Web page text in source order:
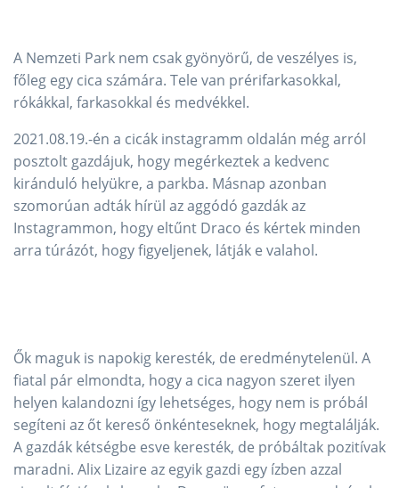
A Nemzeti Park nem csak gyönyörű, de veszélyes is,
főleg egy cica számára. Tele van prérifarkasokkal,
rókákkal, farkasokkal és medvékkel.
2021.08.19.-én a cicák instagramm oldalán még arról
posztolt gazdájuk, hogy megérkeztek a kedvenc
kiránduló helyükre, a parkba. Másnap azonban
szomorúan adták hírül az aggódó gazdák az
Instagrammon, hogy eltűnt Draco és kértek minden
arra túrázót, hogy figyeljenek, látják e valahol.
Ők maguk is napokig keresték, de eredménytelenül. A
fiatal pár elmondta, hogy a cica nagyon szeret ilyen
helyen kalandozni így lehetséges, hogy nem is próbál
segíteni az őt kereső önkénteseknek, hogy megtalálják.
A gazdák kétségbe esve keresték, de próbáltak pozitívak
maradni. Alix Lizaire az egyik gazdi egy ízben azzal